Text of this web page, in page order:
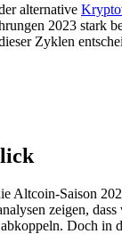
alternative
2023 stark
Zyklen
Altcoin-Saison
zeigen,
Doch in